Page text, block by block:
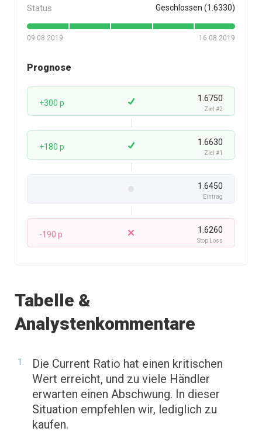
Status Geschlossen (1.6330)
09.08.2019 16.08.2019
Prognose
+300 p 1.6750
Ziel #2
+180 p 1.6630
Ziel #1
1.6450
Eintrag
-190 p 1.6260
Stop Loss
Tabelle &
Analystenkommentare
Die Current Ratio hat einen kritischen
Wert erreicht, und zu viele Händler
erwarten einen Abschwung. In dieser
Situation empfehlen wir, lediglich zu
kaufen.